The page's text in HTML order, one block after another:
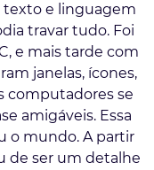
texto e linguagem
travar tudo. Foi
e mais tarde com
janelas, ícones,
computadores se
amigáveis. Essa
o mundo. A partir
de ser um detalhe